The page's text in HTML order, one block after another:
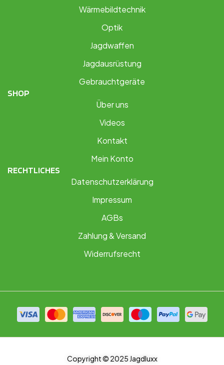
Wärmebildtechnik
Optik
Jagdwaffen
Jagdausrüstung
Gebrauchtgeräte
SHOP
Über uns
Videos
Kontakt
Mein Konto
RECHTLICHES
Datenschutzerklärung
Impressum
AGBs
Zahlung & Versand
Widerrufsrecht
Copyright © 2025 Jagdluxx